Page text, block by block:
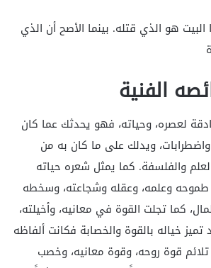
هو الذي قتله. بينما الأصح أن الذي
الفنية
لعصره، وحياته، فهو يحدثك عما كان
ويدلك على ما كان به من
والفلسفة. كما يمثل شعره حياته
وعلمه، وعقله وشجاعته، وسخطه
كما تجلت القوة في معانيه، وأخيلته،
تميز خياله بالقوة والخصابة فكانت ألفاظه
تلائم قوة روحه، وقوة معانيه، وخصب